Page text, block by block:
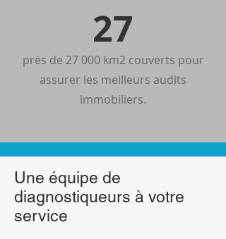
27
près de 27 000 km2 couverts pour
assurer les meilleurs audits
immobiliers.
Une équipe de
diagnostiqueurs à votre
service